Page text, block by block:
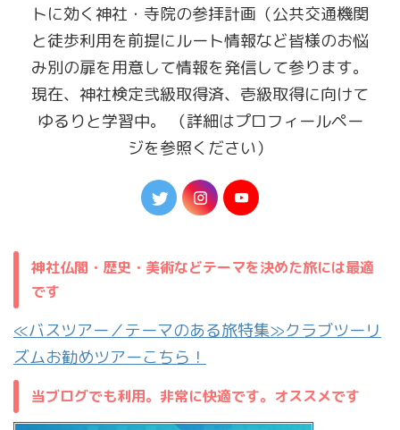
トに効く神社・寺院の参拝計画（公共交通機関
と徒歩利用を前提にルート情報など皆様のお悩
み別の扉を用意して情報を発信して参ります。
現在、神社検定弐級取得済、壱級取得に向けて
ゆるりと学習中。 （詳細はプロフィールペー
ジを参照ください）
神社仏閣・歴史・美術などテーマを決めた旅には最適
です
≪バスツアー／テーマのある旅特集≫クラブツーリ
ズムお勧めツアーこちら！
当ブログでも利用。非常に快適です。オススメです